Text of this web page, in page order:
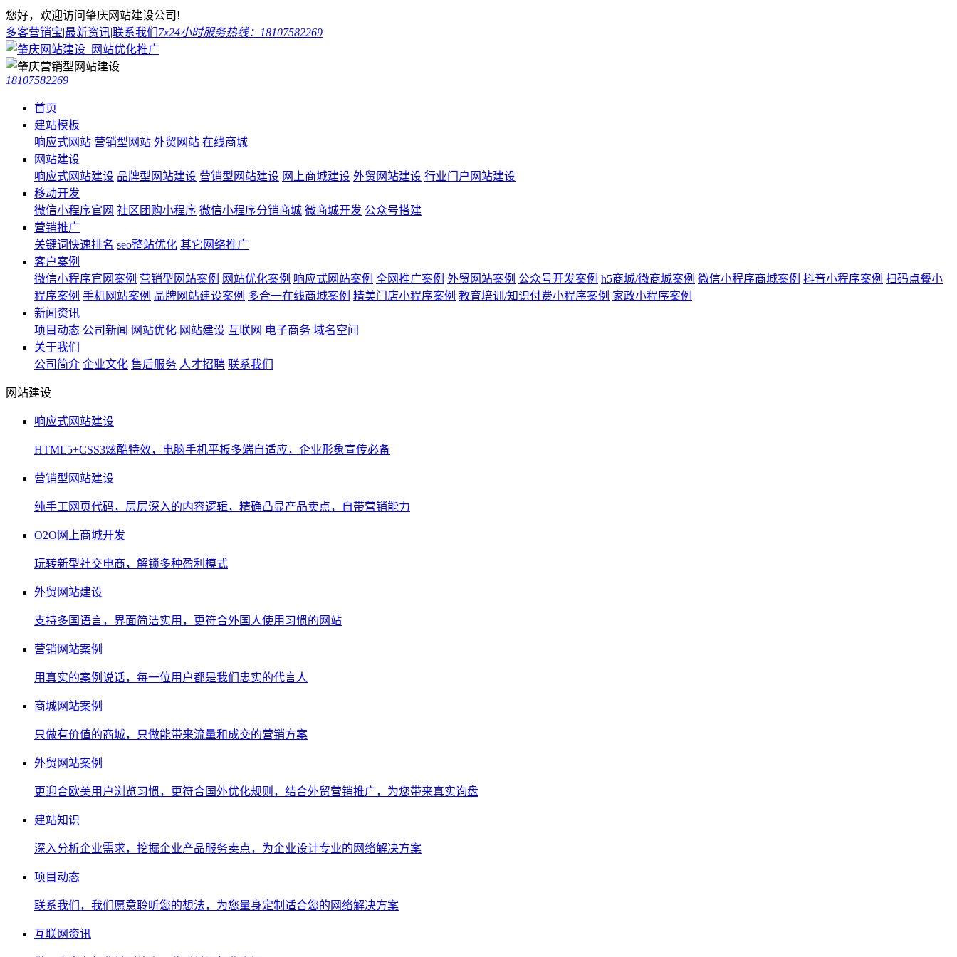
您好，欢迎访问肇庆网站建设公司!
多客营销宝|最新资讯|联系我们 7x24小时服务热线：18107582269
18107582269
首页
建站模板
响应式网站 营销型网站 外贸网站 在线商城
网站建设
响应式网站建设 品牌型网站建设 营销型网站建设 网上商城建设 外贸网站建设 行业门户网站建设
移动开发
微信小程序官网 社区团购小程序 微信小程序分销商城 微商城开发 公众号搭建
营销推广
关键词快速排名 seo整站优化 其它网络推广
客户案例
微信小程序官网案例 营销型网站案例 网站优化案例 响应式网站案例 全网推广案例 外贸网站案例 公众号开发案例 h5商城/微商城案例 微信小程序商城案例 抖音小程序案例 扫码点餐小
程序案例 手机网站案例 品牌网站建设案例 多合一在线商城案例 精美门店小程序案例 教育培训/知识付费小程序案例 家政小程序案例
新闻资讯
项目动态 公司新闻 网站优化 网站建设 互联网 电子商务 域名空间
关于我们
公司简介 企业文化 售后服务 人才招聘 联系我们
网站建设
响应式网站建设
HTML5+CSS3炫酷特效，电脑手机平板多端自适应，企业形象宣传必备
营销型网站建设
纯手工网页代码，层层深入的内容逻辑，精确凸显产品卖点，自带营销能力
O2O网上商城开发
玩转新型社交电商，解锁多种盈利模式
外贸网站建设
支持多国语言，界面简洁实用，更符合外国人使用习惯的网站
营销网站案例
用真实的案例说话，每一位用户都是我们忠实的代言人
商城网站案例
只做有价值的商城，只做能带来流量和成交的营销方案
外贸网站案例
更迎合欧美用户浏览习惯，更符合国外优化规则，结合外贸营销推广，为您带来真实询盘
建站知识
深入分析企业需求，挖掘企业产品服务卖点，为企业设计专业的网络解决方案
项目动态
联系我们，我们愿意聆听您的想法，为您量身定制适合您的网络解决方案
互联网资讯